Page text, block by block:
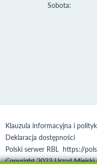
Sobota:
Klauzula informacyjna i
Deklaracja dostępności
Polski serwer RBL https://
Copyright 2023 Urząd